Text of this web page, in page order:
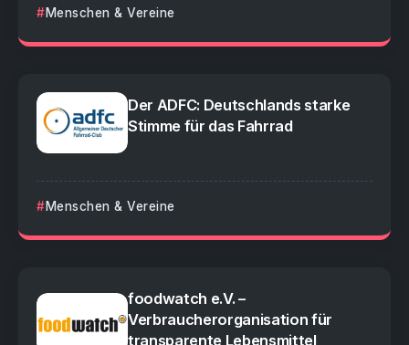
Menschen & Vereine
Der ADFC: Deutschlands starke
Stimme für das Fahrrad
Menschen & Vereine
foodwatch e.V. –
Verbraucherorganisation für
transparente Lebensmittel